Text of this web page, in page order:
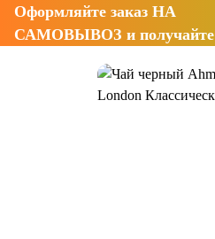
Оформляйте заказ НА
САМОВЫВОЗ и получайте